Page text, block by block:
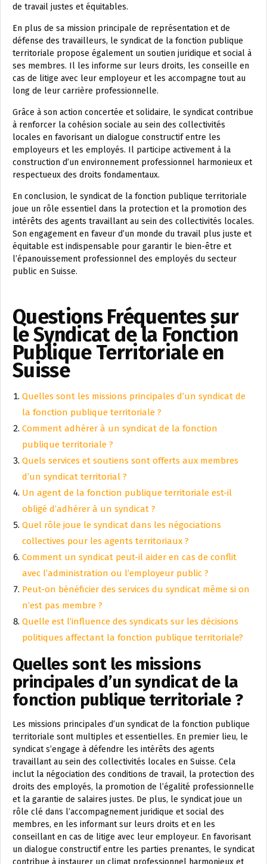
de travail justes et équitables.
En plus de sa mission principale de représentation et de
défense des travailleurs, le syndicat de la fonction publique
territoriale propose également un soutien juridique et social à
ses membres. Il les informe sur leurs droits, les conseille en
cas de litige avec leur employeur et les accompagne tout au
long de leur carrière professionnelle.
Grâce à son action concertée et solidaire, le syndicat contribue
à renforcer la cohésion sociale au sein des collectivités
locales en favorisant un dialogue constructif entre les
employeurs et les employés. Il participe activement à la
construction d’un environnement professionnel harmonieux et
respectueux des droits fondamentaux.
En conclusion, le syndicat de la fonction publique territoriale
joue un rôle essentiel dans la protection et la promotion des
intérêts des agents travaillant au sein des collectivités locales.
Son engagement en faveur d’un monde du travail plus juste et
équitable est indispensable pour garantir le bien-être et
l’épanouissement professionnel des employés du secteur
public en Suisse.
Questions Fréquentes sur
le Syndicat de la Fonction
Publique Territoriale en
Suisse
Quelles sont les missions principales d’un syndicat de
la fonction publique territoriale ?
Comment adhérer à un syndicat de la fonction
publique territoriale ?
Quels services et soutiens sont offerts aux membres
d’un syndicat territorial ?
Un agent de la fonction publique territoriale est-il
obligé d’adhérer à un syndicat ?
Quel rôle joue le syndicat dans les négociations
collectives pour les agents territoriaux ?
Comment un syndicat peut-il aider en cas de conflit
avec l’administration ou l’employeur public ?
Peut-on bénéficier des services du syndicat même si on
n’est pas membre ?
Quelle est l’influence des syndicats sur les décisions
politiques affectant la fonction publique territoriale?
Quelles sont les missions
principales d’un syndicat de la
fonction publique territoriale ?
Les missions principales d’un syndicat de la fonction publique
territoriale sont multiples et essentielles. En premier lieu, le
syndicat s’engage à défendre les intérêts des agents
travaillant au sein des collectivités locales en Suisse. Cela
inclut la négociation des conditions de travail, la protection des
droits des employés, la promotion de l’égalité professionnelle
et la garantie de salaires justes. De plus, le syndicat joue un
rôle clé dans l’accompagnement juridique et social des
membres, en les informant sur leurs droits et en les
conseillant en cas de litige avec leur employeur. En favorisant
un dialogue constructif entre les parties prenantes, le syndicat
contribue à instaurer un climat professionnel harmonieux et